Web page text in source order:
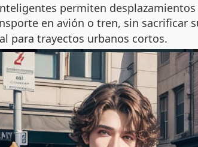
permiten
en avión o tren, sin sacrificar
para trayectos urbanos cortos.